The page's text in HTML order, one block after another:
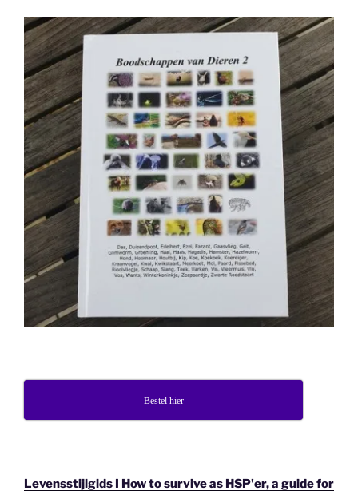
Bestel hier
Levensstijlgids I How to survive as HSP'er, a guide for